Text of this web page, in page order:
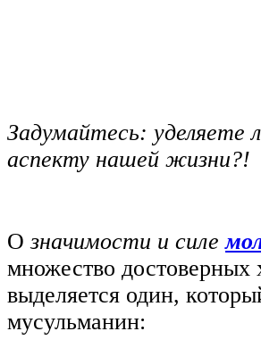
Задумайтесь: уделяете
аспекту нашей жизни?!
Означимости и силе
множество достоверных
выделяется один,
мусульманин: